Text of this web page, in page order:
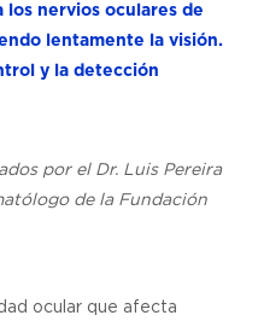
nervios oculares de
lentamente la visión.
y la detección
por el Dr. Luis Pereira
de la Fundación
ocular que afecta